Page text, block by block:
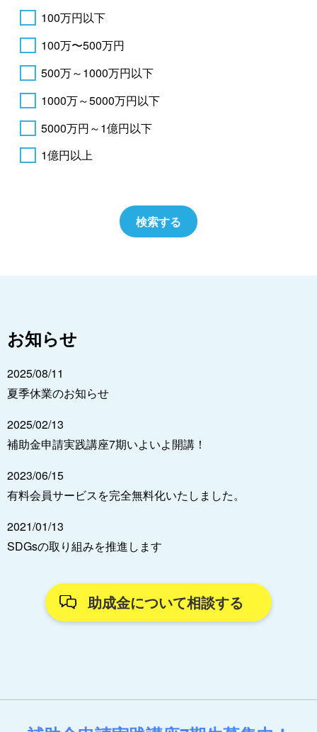
100万円以下
100万〜500万円
500万～1000万円以下
1000万～5000万円以下
5000万円～1億円以下
1億円以上
お知らせ
2025/08/11
夏季休業のお知らせ
2025/02/13
補助金申請実践講座7期いよいよ開講！
2023/06/15
有料会員サービスを完全無料化いたしました。
2021/01/13
SDGsの取り組みを推進します
助成金について相談する